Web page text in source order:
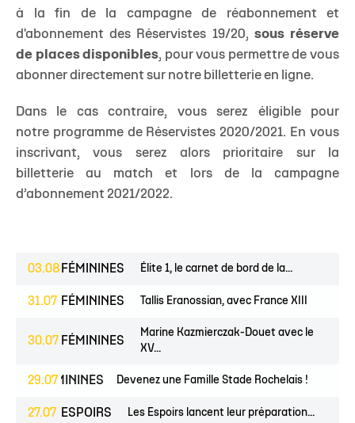
à la fin de la campagne de réabonnement et
d'abonnement des Réservistes 19/20, sous réserve
de places disponibles, pour vous permettre de vous
abonner directement sur notre billetterie en ligne. ​
Dans le cas contraire, vous serez éligible pour
notre programme de Réservistes 2020/2021. En vous
inscrivant, vous serez alors prioritaire sur la
billetterie au match et lors de la campagne
d’abonnement 2021/2022.
03.08 FÉMININES Élite 1, le carnet de bord de la...
31.07 FÉMININES Tallis Eranossian, avec France XIII
30.07 FÉMININES
Marine Kazmierczak-Douet avec le
XV...
29.07
FÉMININES CLUBDevenez une Famille Stade Rochelais !
27.07 ESPOIRS Les Espoirs lancent leur préparation...